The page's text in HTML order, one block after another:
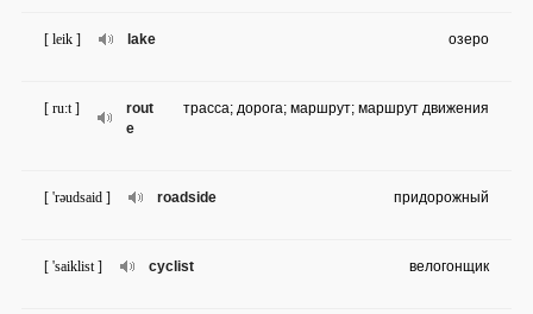
lake
[ leik ] озеро
rout
e
[ ru:t ] трасса; дорога; маршрут; маршрут движения
roadside
[ 'rəudsaid ] придорожный
cyclist
[ 'saiklist ] велогонщик